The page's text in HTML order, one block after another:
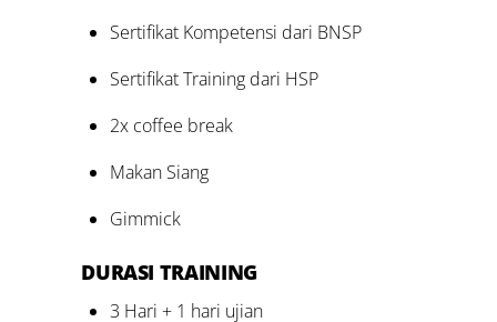
Sertifikat Kompetensi dari BNSP
Sertifikat Training dari HSP
2x coffee break
Makan Siang
Gimmick
DURASI TRAINING
3 Hari + 1 hari ujian